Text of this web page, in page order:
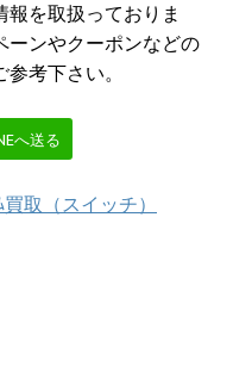
を取扱っておりま
ーンやクーポンなどの
考下さい。
へ送る
買取（スイッチ）